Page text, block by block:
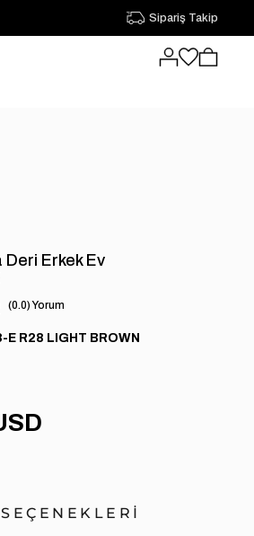
Sipariş Takip
Erkek Ev
0.0
R28 LIGHT BROWN